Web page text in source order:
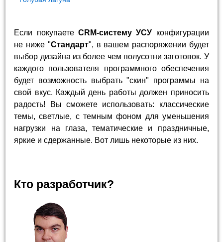
Если покупаете CRM-систему УСУ конфигурации
не ниже "Стандарт", в вашем распоряжении будет
выбор дизайна из более чем полусотни заготовок. У
каждого пользователя программного обеспечения
будет возможность выбрать "скин" программы на
свой вкус. Каждый день работы должен приносить
радость! Вы сможете использовать: классические
темы, светлые, с темным фоном для уменьшения
нагрузки на глаза, тематические и праздничные,
яркие и сдержанные. Вот лишь некоторые из них.
Кто разработчик?